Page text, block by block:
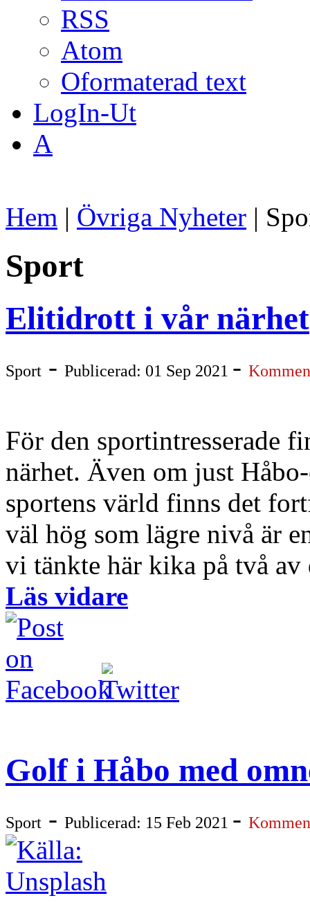
RSS
Atom
Oformaterad text
LogIn-Ut
A
Hem | Övriga Nyheter |
Sport
Elitidrott i vår närhet
Sport - Publicerad: 01 Sep 2021 -
För den sportintresserade
närhet. Även om just
sportens värld finns det
väl hög som lägre nivå är
vi tänkte här kika på två av
Läs vidare
Golf i Håbo med
Sport - Publicerad: 15 Feb 2021 -